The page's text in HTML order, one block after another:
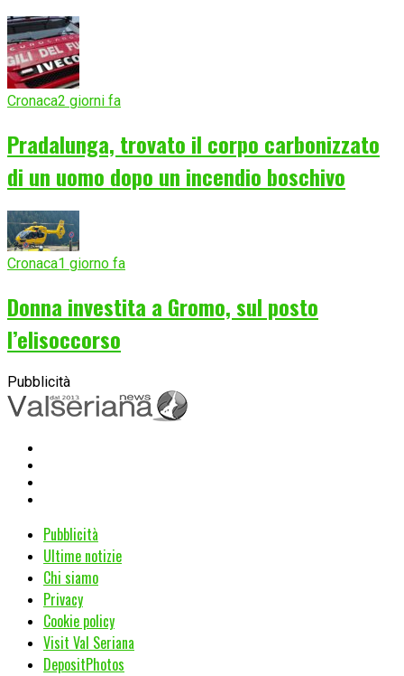
Cronaca2 giorni fa
Pradalunga, trovato il corpo carbonizzato
di un uomo dopo un incendio boschivo
Cronaca1 giorno fa
Donna investita a Gromo, sul posto
l’elisoccorso
Pubblicità
Pubblicità
Ultime notizie
Chi siamo
Privacy
Cookie policy
Visit Val Seriana
DepositPhotos